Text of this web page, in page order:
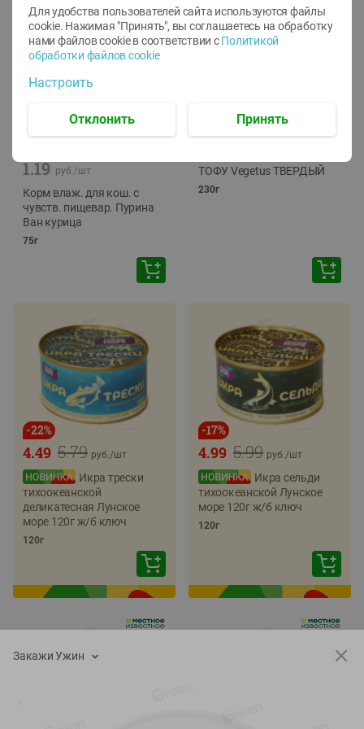
1.19 руб./шт
Корм влаж. для кош. с
чувств. пищевар. Пурина
Ван курица
75г
ТОФУ Vegetus ТВЕРДЫЙ
230г
-22%
5.79
4.49 руб./шт
Икра трески
тихоокеанской
деликатесная Лунское
море 120г ж/б ключ
120г
-17%
5.99
4.99 руб./шт
Икра сельди
тихоокеанской Лунское
море 120г ж/б ключ
120г
Закажи Ужин
Для удобства пользователей сайта используются файлы
cookie. Нажимая "Принять", вы соглашаетесь на обработку
нами файлов cookie в соответствии с Политикой
обработки файлов cookie
Настроить
Отклонить Принять